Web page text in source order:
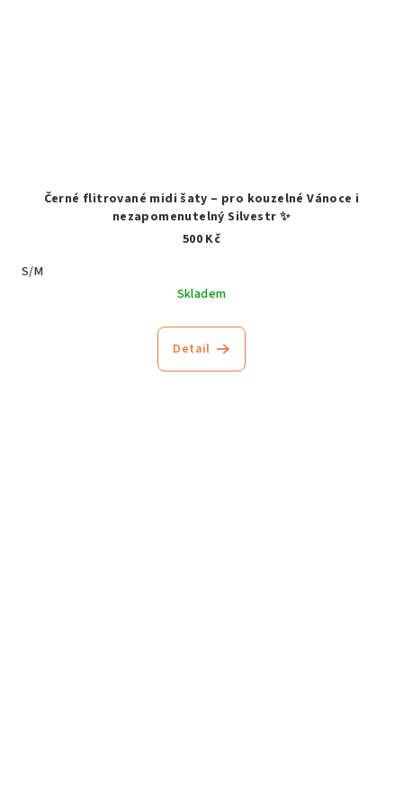
Černé flitrované midi šaty – pro kouzelné Vánoce i
nezapomenutelný Silvestr ✨
500 Kč
S/M
Skladem
Detail